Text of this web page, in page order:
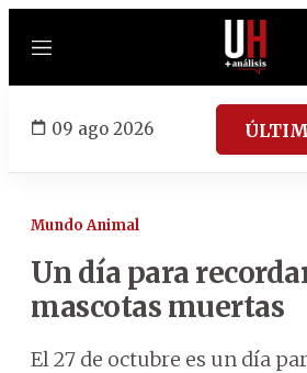
Menú
09 ago 2026
Mundo Animal
Un día para
mascotas muertas
El 27 de octubre es un día